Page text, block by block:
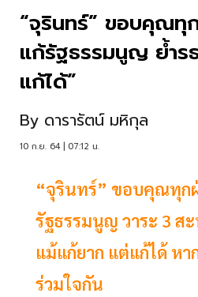
“จุรินทร์” ขอบคุณทุ
แก้รัฐธรรมนูญ ย้ำร
แก้ได้”
By ดารารัตน์ มหิกุล
10 ก.ย. 64 | 07:12 น.
“จุรินทร์” ขอบคุณทุก
รัฐธรรมนูญ วาระ 3 ส
แม้แก้ยาก แต่แก้ได้ ห
ร่วมใจกัน